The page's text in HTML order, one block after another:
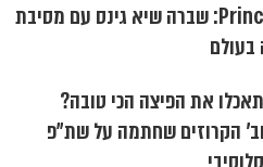
Princess Cruises: שברה שיא גינס עם מסיבת
בעולם
את הפיצה הכי טובה?
הקרוזים שחתמה על שת״פ